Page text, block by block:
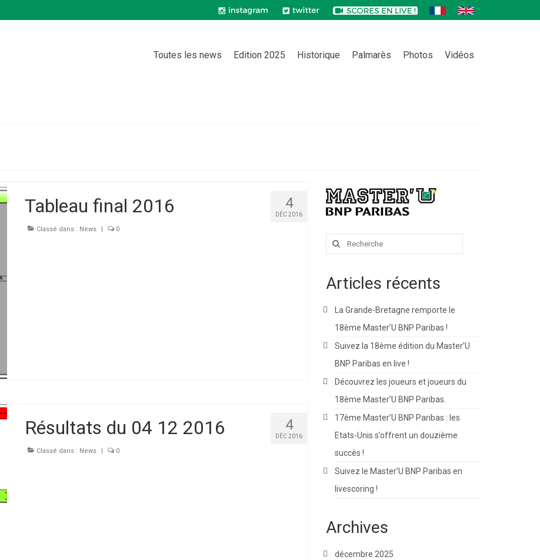
Toutes les news Edition 2025 Historique Palmarès Photos Vidéos
4
DÉC 2016
Tableau final 2016
Classé dans : News | 0
4
DÉC 2016
Résultats du 04 12 2016
Classé dans : News | 0
Rechercher
Articles récents
La Grande-Bretagne remporte le
18ème Master’U BNP Paribas !
Suivez la 18ème édition du Master’U
BNP Paribas en live !
Découvrez les joueurs et joueurs du
18ème Master’U BNP Paribas.
17ème Master’U BNP Paribas : les
Etats-Unis s’offrent un douzième
succès !
Suivez le Master’U BNP Paribas en
livescoring !
Archives
décembre 2025